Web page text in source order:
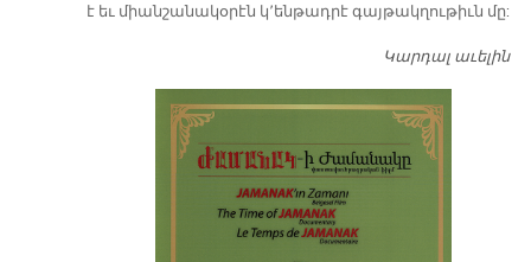
է եւ միանշանակօրէն կ՚ենթադրէ գայթակղութիւն մը:
Կարդալ աւելին